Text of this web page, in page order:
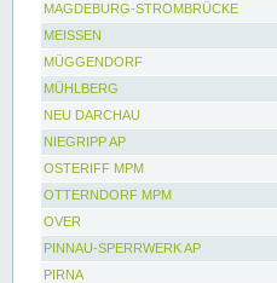
MAGDEBURG-STROMBRÜCKE
MEISSEN
MÜGGENDORF
MÜHLBERG
NEU DARCHAU
NIEGRIPP AP
OSTERIFF MPM
OTTERNDORF MPM
OVER
PINNAU-SPERRWERK AP
PIRNA